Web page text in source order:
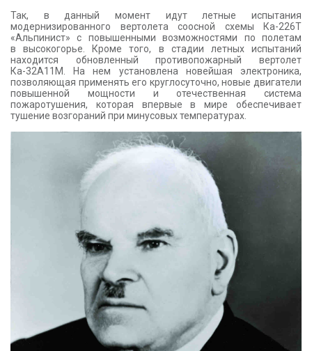
Так, в данный момент идут летные испытания
модернизированного вертолета соосной схемы Ка-226Т
«Альпинист» с повышенными возможностями по полетам
в высокогорье. Кроме того, в стадии летных испытаний
находится обновленный противопожарный вертолет
Ка-32А11М. На нем установлена новейшая электроника,
позволяющая применять его круглосуточно, новые двигатели
повышенной мощности и отечественная система
пожаротушения, которая впервые в мире обеспечивает
тушение возгораний при минусовых температурах.